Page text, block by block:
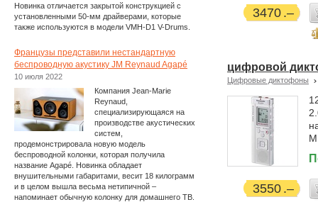
3470
цифровой
Цифровые диктофоны
3550
Новинка отличается закрытой конструкцией с
установленными 50-мм драйверами, которые
также используются в модели VMH-D1 V-Drums.
Французы представили нестандартную
беспроводную акустику JM Reynaud Agapé
10 июля 2022
Компания Jean-Marie
Reynaud,
специализирующаяся на
производстве акустических
систем,
продемонстрировала новую модель
беспроводной колонки, которая получила
название Agapé. Новинка обладает
внушительными габаритами, весит 18 килограмм
и в целом вышла весьма нетипичной –
напоминает обычную колонку для домашнего ТВ.